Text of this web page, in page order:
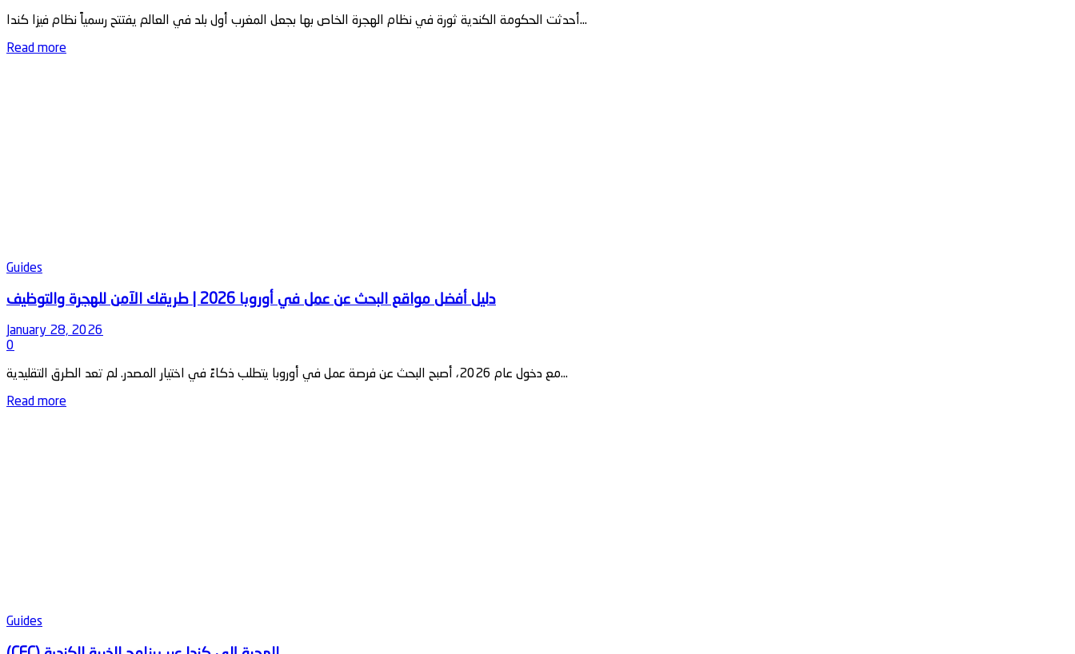
أحدثت الحكومة الكندية ثورة في نظام الهجرة الخاص بها بجعل المغرب أول بلد في العالم يفتتح رسمياً نظام فيزا كندا...
Read moreDetails
Guides
January 28, 2026
0
مع دخول عام 2026، أصبح البحث عن فرصة عمل في أوروبا يتطلب ذكاءً في اختيار المصدر. لم تعد الطرق التقليدية...
Read moreDetails
Guides